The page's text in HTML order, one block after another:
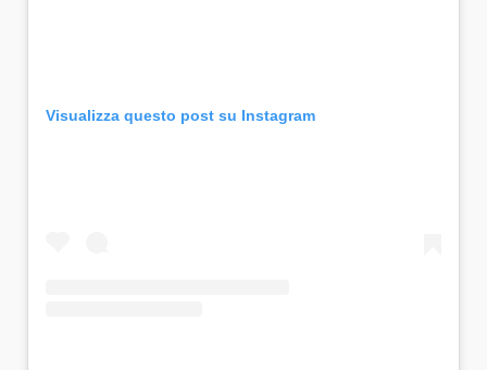
Visualizza questo post su Instagram